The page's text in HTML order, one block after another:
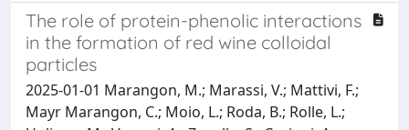
The role of protein-phenolic interactions
in the formation of red wine colloidal
particles
2025-01-01 Marangon, M.; Marassi, V.; Mattivi, F.;
Mayr Marangon, C.; Moio, L.; Roda, B.; Rolle, L.;